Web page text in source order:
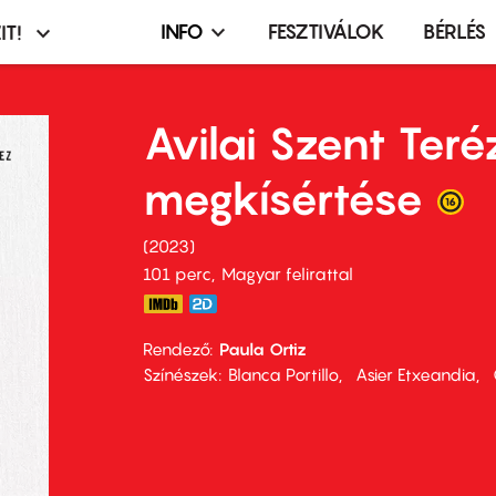
Infó,
terembérlés
menü
INFO FESZTIVÁLOK BÉRLÉS
Avilai Szent
megkísértése
2023
101 perc,
Magyar felirattal
Rendező Paula Ortiz
Színészek
Blanca Portillo Asier Etxeandia